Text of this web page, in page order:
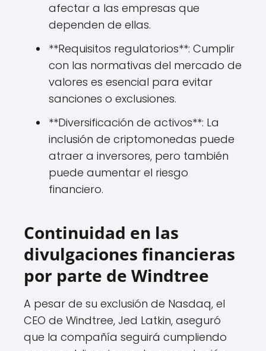
afectar a las empresas que
dependen de ellas.
**Requisitos regulatorios**: Cumplir
con las normativas del mercado de
valores es esencial para evitar
sanciones o exclusiones.
**Diversificación de activos**: La
inclusión de criptomonedas puede
atraer a inversores, pero también
puede aumentar el riesgo
financiero.
Continuidad en las
divulgaciones financieras
por parte de Windtree
A pesar de su exclusión de Nasdaq, el
CEO de Windtree, Jed Latkin, aseguró
que la compañía seguirá cumpliendo